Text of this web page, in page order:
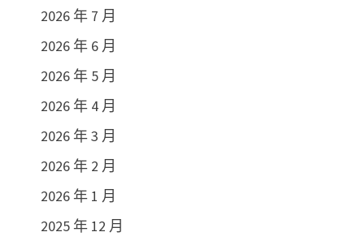
2026 年 7 月
2026 年 6 月
2026 年 5 月
2026 年 4 月
2026 年 3 月
2026 年 2 月
2026 年 1 月
2025 年 12 月